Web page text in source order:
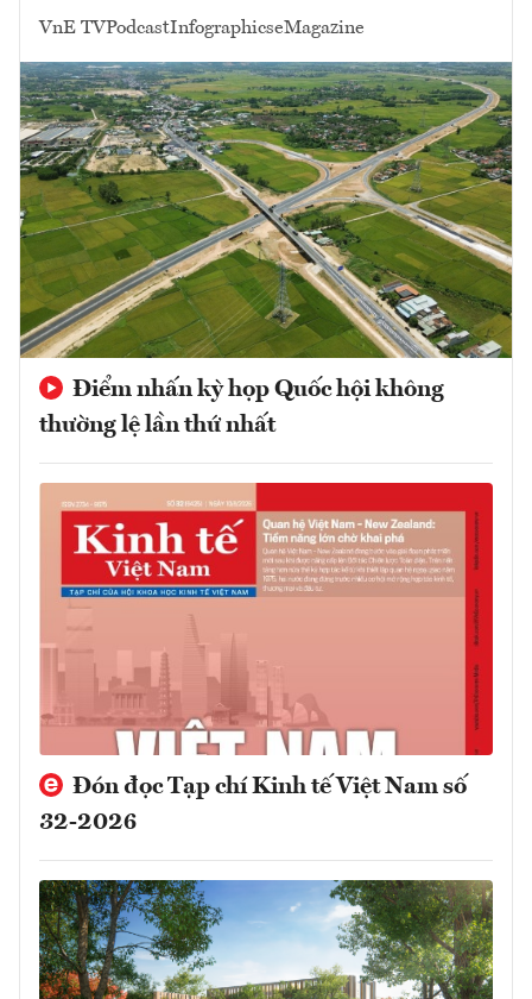
VnE TVPodcastInfographicseMagazine
Điểm nhấn kỳ họp Quốc hội không
thường lệ lần thứ nhất
Đón đọc Tạp chí Kinh tế Việt Nam số
32-2026